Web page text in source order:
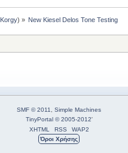
Korgy) » New Kiesel Delos Tone Testing
SMF © 2011
Simple Machines
TinyPortal © 2005-2012'
XHTML
RSS
WAP2
Όροι Χρήσης